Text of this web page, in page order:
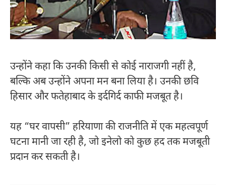
उन्होंने कहा कि उनकी किसी से कोई नाराजगी नहीं है,
बल्कि अब उन्होंने अपना मन बना लिया है। उनकी छवि
हिसार और फतेहाबाद के इर्दगिर्द काफी मजबूत है।​
यह “घर वापसी” हरियाणा की राजनीति में एक महत्वपूर्ण
घटना मानी जा रही है, जो इनेलो को कुछ हद तक मजबूती
प्रदान कर सकती है।